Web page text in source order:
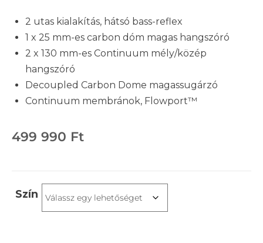
2 utas kialakítás, hátsó bass-reflex
1 x 25 mm-es carbon dóm magas hangszóró
2 x 130 mm-es Continuum mély/közép
hangszóró
Decoupled Carbon Dome magassugárzó
Continuum membránok, Flowport™
499 990 Ft
Szín